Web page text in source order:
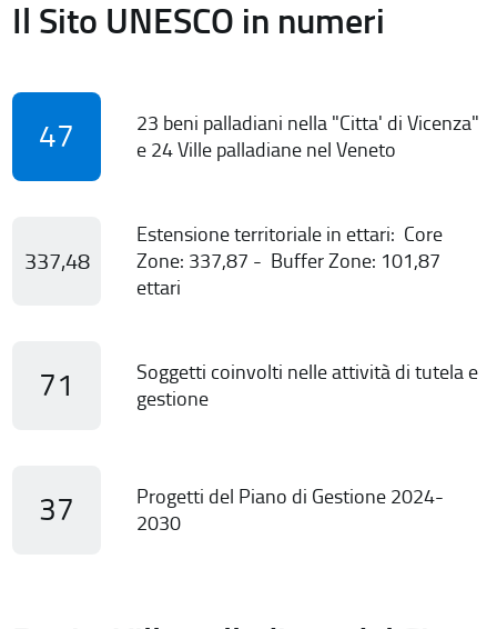
Il Sito UNESCO in numeri
47
23 beni palladiani nella "Citta' di Vicenza"
e 24 Ville palladiane nel Veneto
337,48
Estensione territoriale in ettari: Core
Zone: 337,87 - Buffer Zone: 101,87
ettari
71
Soggetti coinvolti nelle attività di tutela e
gestione
37
Progetti del Piano di Gestione 2024-
2030